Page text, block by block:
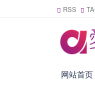
RSS
网站首页